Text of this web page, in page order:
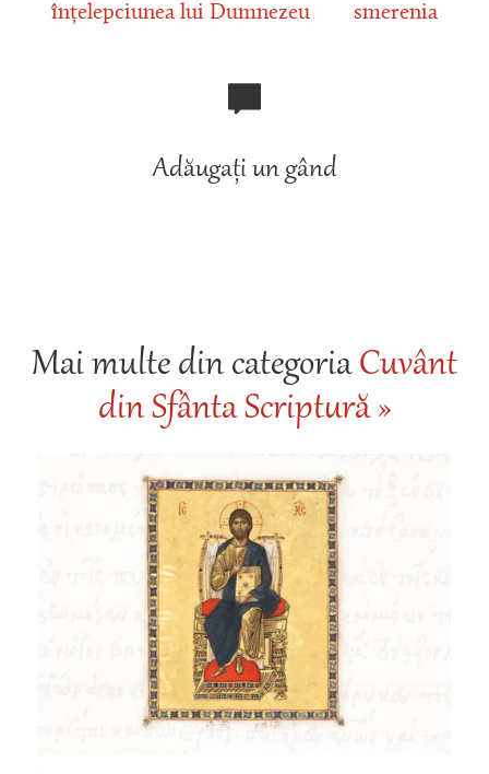
înțelepciunea lui Dumnezeu smerenia
Adăugați un gând
Mai multe din categoriaCuvânt
din Sfânta Scriptură »